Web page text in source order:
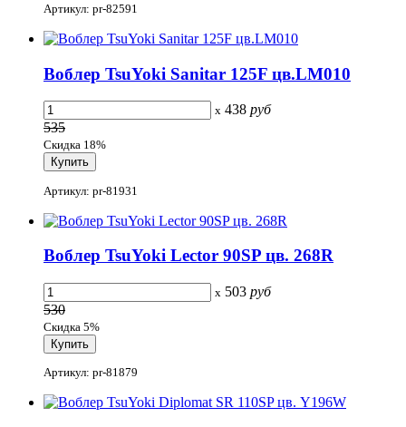
Артикул: pr-82591
Воблер TsuYoki Sanitar 125F цв.LM010
x 438 руб
535
Скидка 18%
Артикул: pr-81931
Воблер TsuYoki Lector 90SP цв. 268R
x 503 руб
530
Скидка 5%
Артикул: pr-81879